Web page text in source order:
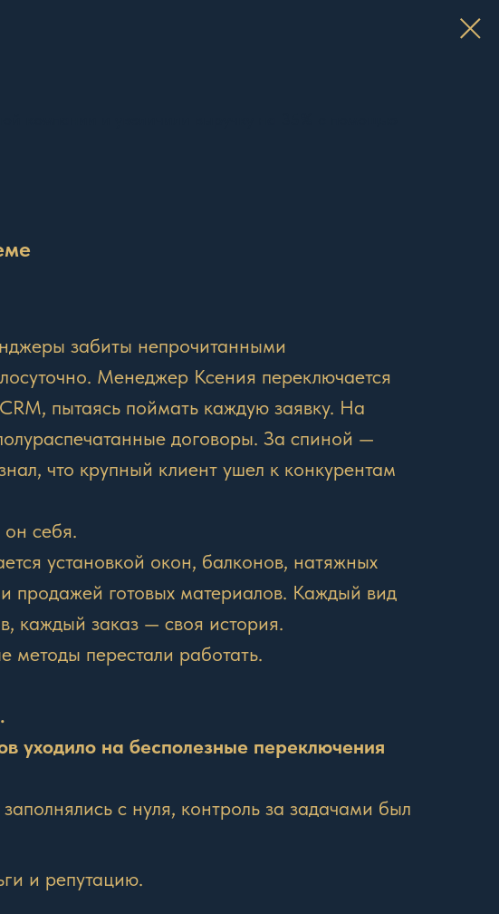
забиты непрочитанными
Менеджер Ксения переключается
пытаясь поймать каждую заявку. На
договоры. За спиной —
что крупный клиент ушел к конкурентам
себя.
установкой окон, балконов, натяжных
продажей готовых материалов. Каждый вид
каждый заказ — своя история.
методы перестали работать.
уходило на бесполезные переключения
с нуля, контроль за задачами был
и репутацию.